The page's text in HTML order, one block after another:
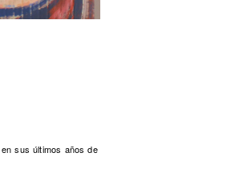
sus últimos años de